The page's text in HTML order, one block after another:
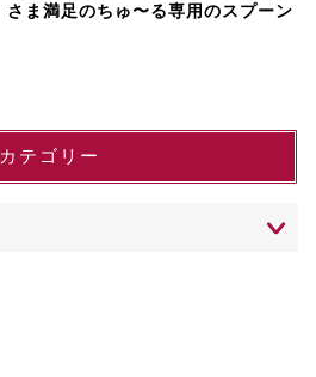
さま満足のちゅ〜る専用のスプーン
カテゴリー